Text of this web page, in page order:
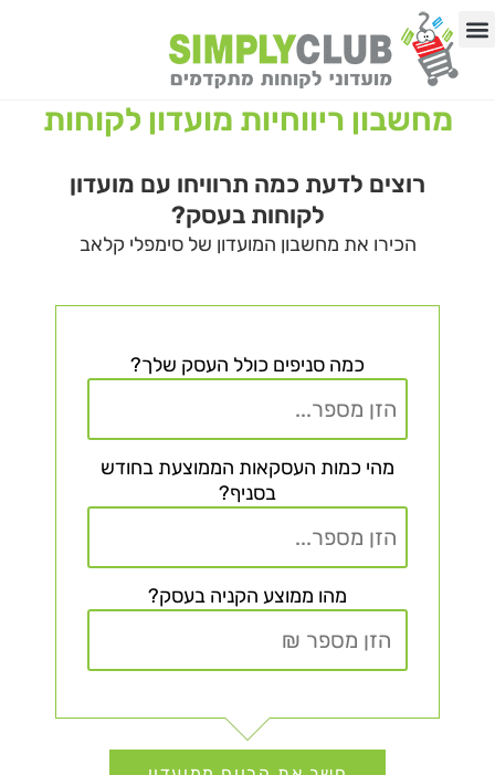
מחשבון ריווחיות מועדון לקוחות
רוצים לדעת כמה תרוויחו עם מועדון
לקוחות בעסק?
הכירו את מחשבון המועדון של סימפלי קלאב
כמה סניפים כולל העסק שלך?
מהי כמות העסקאות הממוצעת בחודש
בסניף?
מהו ממוצע הקניה בעסק?
המחזור שלכם כיום: